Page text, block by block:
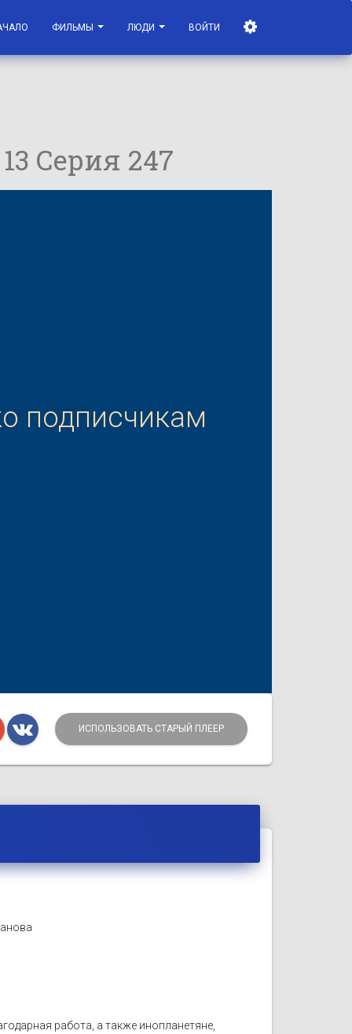
ФИЛЬМЫ ЛЮДИ ВОЙТИ
Серия 247
подписчикам
ИСПОЛЬЗОВАТЬ СТАРЫЙ ПЛЕЕР
работа, а также инопланетяне,